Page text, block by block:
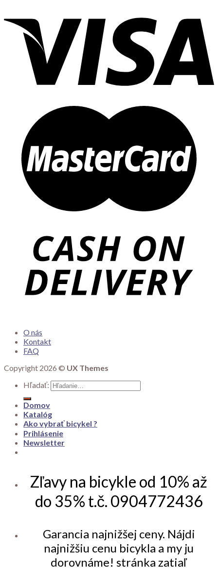
O nás
Kontakt
FAQ
Copyright 2026 © UX Themes
Hľadať:
Domov
Katalóg
Ako vybrať bicykel ?
Prihlásenie
Newsletter
Zľavy na bicykle od 10% až
do 35% t.č. 0904772436
Garancia najnižšej ceny. Nájdi
najnižšiu cenu bicykla a my ju
dorovnáme! stránka zatiaľ